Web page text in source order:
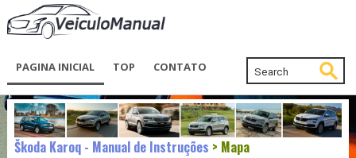
PAGINA INICIAL TOP CONTATO
Škoda Karoq - Manual de Instruções > Mapa